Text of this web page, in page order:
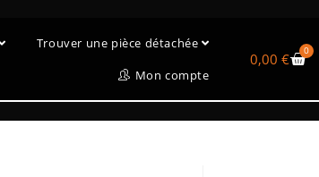
Trouver une pièce détachée
Mon compte
0,00 € 0